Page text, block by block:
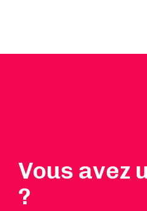
Vous avez
?